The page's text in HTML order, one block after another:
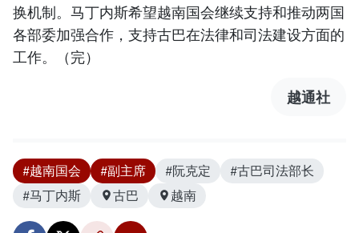
换机制。马丁内斯希望越南国会继续支持和推动两国
各部委加强合作，支持古巴在法律和司法建设方面的
工作。（完）
越通社
#越南国会 #副主席 #阮克定
#古巴司法部长
#马丁内斯
古巴 越南